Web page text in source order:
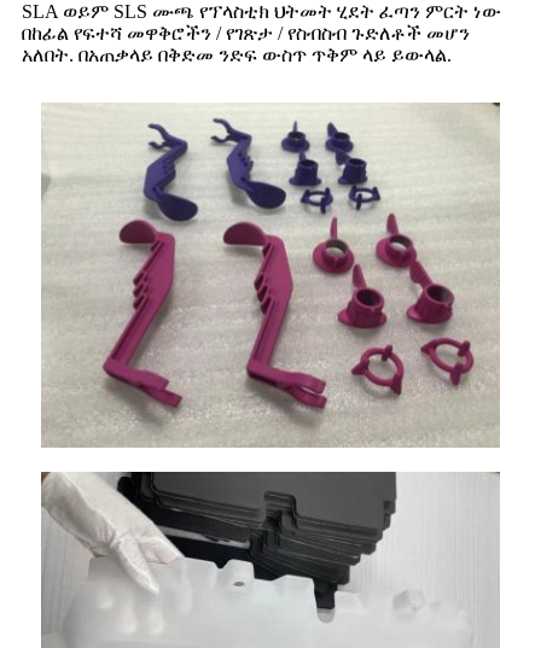
SLA ወይም SLS ሙጫ የፕላስቲክ ህትመት ሂደት ፈጣን ምርት ነው
በከፊል የፍተሻ መዋቅሮችን / የገጽታ / የስብስብ ጉድለቶች መሆን
አለበት. በአጠቃላይ በቅድመ ንድፍ ውስጥ ጥቅም ላይ ይውላል.